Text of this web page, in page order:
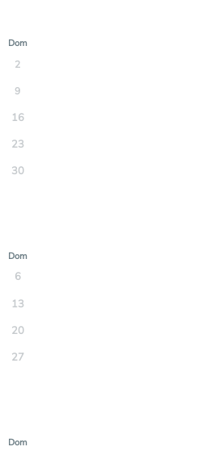
Dom
2
9
16
23
30
Dom
6
13
20
27
Dom